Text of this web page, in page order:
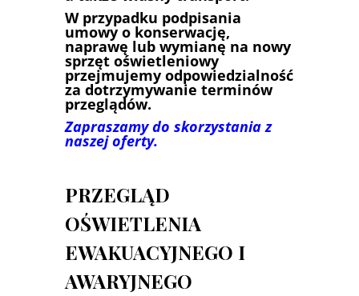
W przypadku podpisania
umowy o konserwację,
naprawę lub wymianę na nowy
sprzęt oświetleniowy
przejmujemy odpowiedzialność
za dotrzymywanie terminów
przeglądów.
Zapraszamy do skorzystania z
naszej oferty.
PRZEGLĄD
OŚWIETLENIA
EWAKUACYJNEGO I
AWARYJNEGO